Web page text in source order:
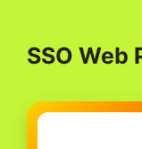
contentSSO Web